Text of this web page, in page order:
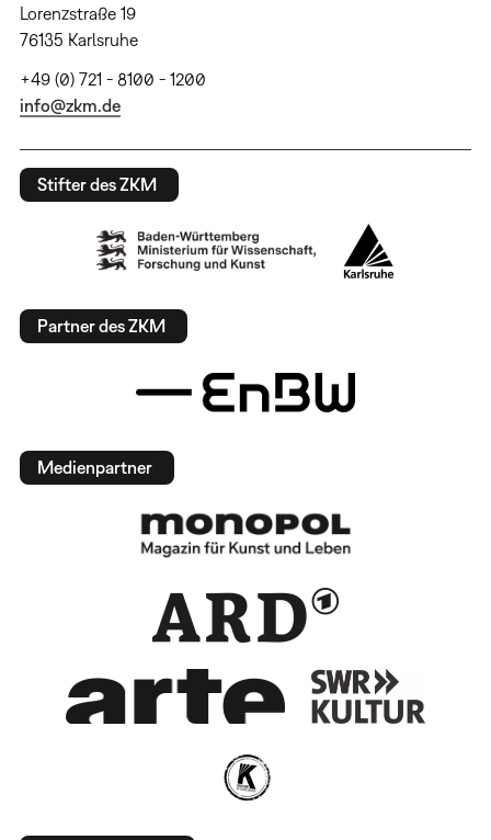
Lorenzstraße 19
76135 Karlsruhe
+49 (0) 721 - 8100 - 1200
info@zkm.de
Stifter des ZKM
Partner des ZKM
Medienpartner